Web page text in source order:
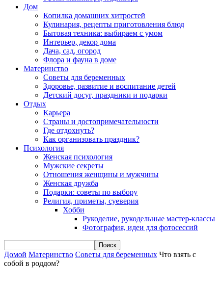
Дом
Копилка домашних хитростей
Кулинария, рецепты приготовления блюд
Бытовая техника: выбираем с умом
Интерьер, декор дома
Дача, сад, огород
Флора и фауна в доме
Материнство
Советы для беременных
Здоровье, развитие и воспитание детей
Детский досуг, праздники и подарки
Отдых
Карьера
Страны и достопримечательности
Где отдохнуть?
Как организовать праздник?
Психология
Женская психология
Мужские секреты
Отношения женщины и мужчины
Женская дружба
Подарки: советы по выбору
Религия, приметы, суеверия
Хобби
Рукоделие, рукодельные мастер-классы
Фотография, идеи для фотосессий
Домой Материнство Советы для беременных Что взять с
собой в роддом?